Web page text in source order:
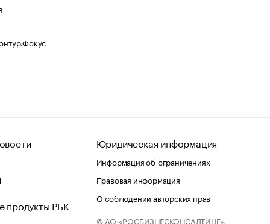
продукты РБК
Юридическая информация
Информация об ограничениях
Правовая информация
О соблюдении авторских прав
© АО «РОСБИЗНЕСКОНСАЛТИНГ»,